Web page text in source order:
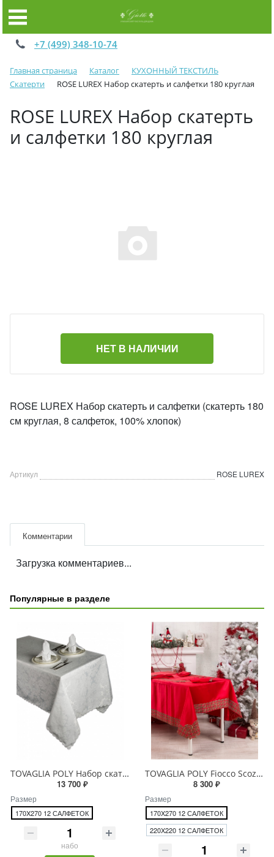
+7 (499) 348-10-74
Главная страница Каталог
КУХОННЫЙ ТЕКСТИЛЬ
Скатерти
ROSE LUREX Набор скатерть и салфетки 180 круглая
ROSE LUREX Набор скатерть
и салфетки 180 круглая
НЕТ В НАЛИЧИИ
ROSE LUREX Набор скатерть и салфетки (скатерть 180
см круглая, 8 салфеток, 100% хлопок)
Артикул ROSE LUREX
Комментарии
Загрузка комментариев...
Популярные в разделе
TOVAGLIA POLY Набор скатерть и салфетки
13 700 ₽
Размер
170X270 12 САЛФЕТОК
набо
TOVAGLIA POLY Fiocco Scozzese Набор скатерть и салфетки
8 300 ₽
Размер
170X270 12 САЛФЕТОК
220X220 12 САЛФЕТОК